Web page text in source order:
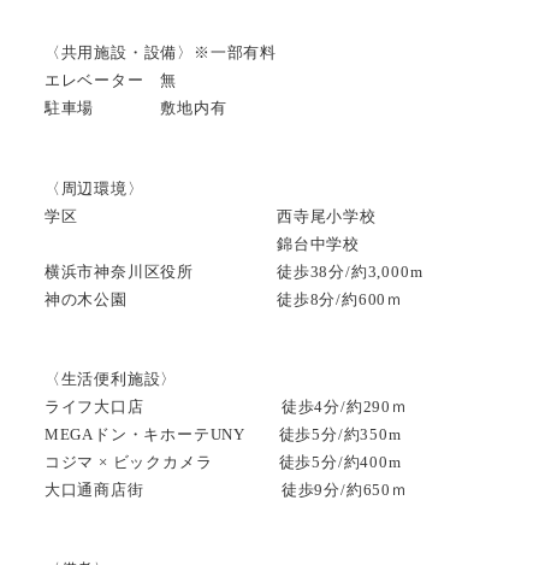
〈共用施設・設備〉※一部有料
エレベーター 無
駐車場 敷地内有
〈周辺環境〉
学区 西寺尾小学校
錦台中学校
横浜市神奈川区役所 徒歩38分/約3,000m
神の木公園 徒歩8分/約600ｍ
〈生活便利施設〉
ライフ大口店 徒歩4分/約290ｍ
MEGAドン・キホーテUNY 徒歩5分/約350m
コジマ × ビックカメラ 徒歩5分/約400m
大口通商店街 徒歩9分/約650ｍ